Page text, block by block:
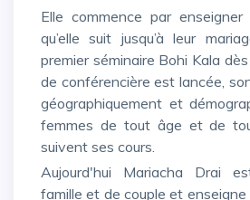
Elle commence par enseigner à des lycéennes
qu’elle suit jusqu’à leur
premier séminaire Bohi Kala
de conférencière est lancée,
géographiquement et
femmes de tout âge et de
suivent ses cours.
Aujourd'hui Mariacha Drai est thérapeute de
famille et de couple et